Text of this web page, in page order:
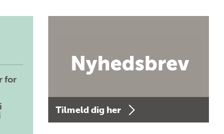
for
Tilmeld dig her